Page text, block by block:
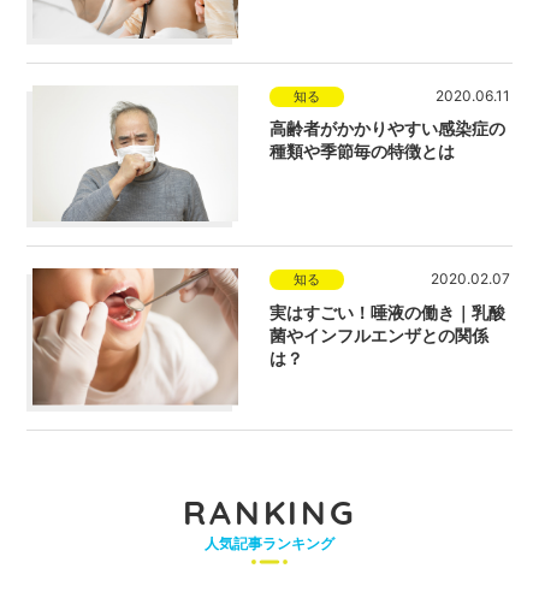
知る 2020.06.11
高齢者がかかりやすい感染症の
種類や季節毎の特徴とは
知る 2020.02.07
実はすごい！唾液の働き｜乳酸
菌やインフルエンザとの関係
は？
RANKING
人気記事ランキング